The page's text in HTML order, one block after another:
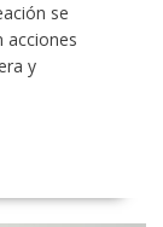
se
acciones
y